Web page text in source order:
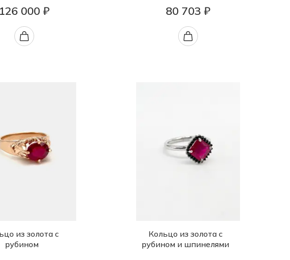
126 000 ₽ 80 703 ₽
из золота с
рубином
Кольцо из золота с
рубином и шпинелями